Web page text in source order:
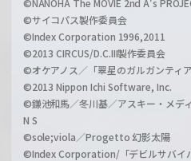
©サイコパス製作委員会
©Index Corporation 1996,2011
©2013 CIRCUS/D.C.III製作委員会
©オケアノス／「翠星のガルガンティ
©2013 Nippon Ichi Software, Inc.
©鎌池和馬／冬川基／アスキー・メデ
N S
©sole;viola／Progetto 幻影太陽
©Index Corporation/「デビルサバイ